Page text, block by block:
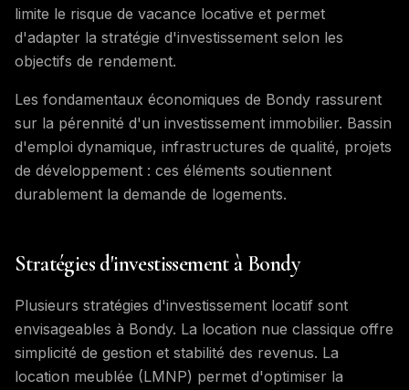
limite le risque de vacance locative et permet
d'adapter la stratégie d'investissement selon les
objectifs de rendement.
Les fondamentaux économiques de Bondy rassurent
sur la pérennité d'un investissement immobilier. Bassin
d'emploi dynamique, infrastructures de qualité, projets
de développement : ces éléments soutiennent
durablement la demande de logements.
Stratégies d'investissement à Bondy
Plusieurs stratégies d'investissement locatif sont
envisageables à Bondy. La location nue classique offre
simplicité de gestion et stabilité des revenus. La
location meublée (LMNP) permet d'optimiser la